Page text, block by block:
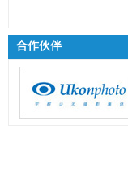
合作伙伴